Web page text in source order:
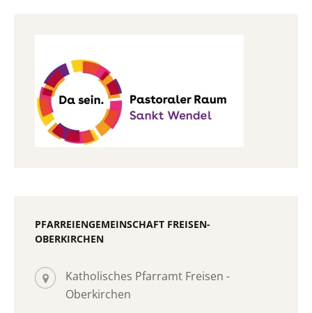
PFARREIENGEMEINSCHAFT FREISEN-
OBERKIRCHEN
Katholisches Pfarramt Freisen -
Oberkirchen